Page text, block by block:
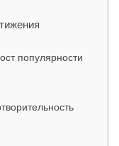
популярности